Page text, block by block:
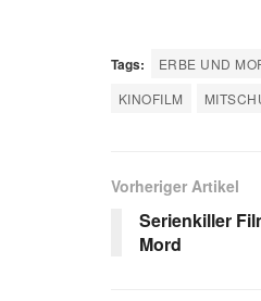
Tags: ERBE UND
KINOFILM
Vorheriger Artikel
Serienkiller
Mord